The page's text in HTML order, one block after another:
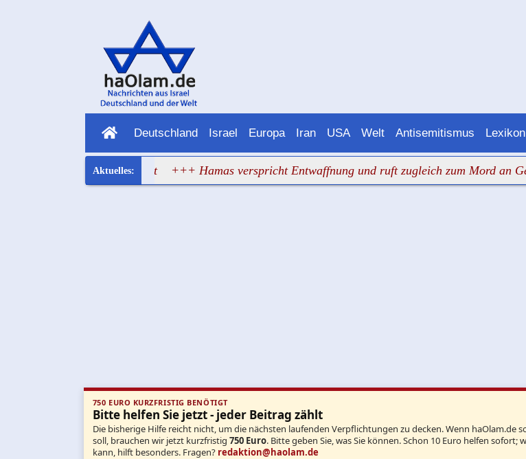
Deutschland Israel Europa Iran USA Welt Antisemitismus Lexikon
hat wieder versagt +++ Hamas verspricht Entwaffnung und ruft zugleich zum Mord an
750 EURO KURZFRISTIG BENÖTIGT
Bitte helfen Sie jetzt - jeder Beitrag zählt
Die bisherige Hilfe reicht nicht, um die nächsten laufenden Verpflichtungen zu decken. Wenn haOlam.de
soll, brauchen wir jetzt kurzfristig 750 Euro. Bitte geben Sie, was Sie können. Schon 10 Euro helfen sofort;
kann, hilft besonders. Fragen? redaktion@haolam.de